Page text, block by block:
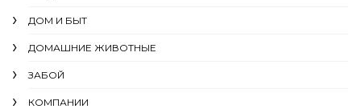
ДОМ И БЫТ
ДОМАШНИЕ ЖИВОТНЫЕ
ЗАБОЙ
КОМПАНИИ